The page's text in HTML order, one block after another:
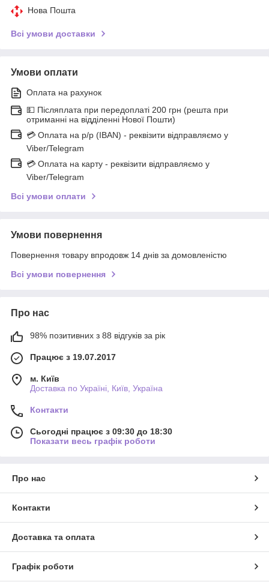
Нова Пошта
Всі умови доставки
Умови оплати
Оплата на рахунок
💵 Післяплата при передоплаті 200 грн (решта при
отриманні на відділенні Нової Пошти)
💳 Оплата на р/р (IBAN) - реквізити відправляємо у
Viber/Telegram
💳 Оплата на карту - реквізити відправляємо у
Viber/Telegram
Всі умови оплати
Умови повернення
Повернення товару впродовж 14 днів за домовленістю
Всі умови повернення
Про нас
98% позитивних з 88 відгуків за рік
Працює з 19.07.2017
м. Київ
Доставка по Україні, Київ, Україна
Контакти
Сьогодні працює з 09:30 до 18:30
Показати весь графік роботи
Про нас
Контакти
Доставка та оплата
Графік роботи